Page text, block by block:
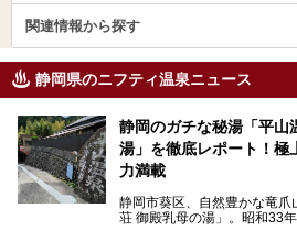
関連情報から探す
静岡県のニフティ温泉ニュース
静岡のガチな秘湯「平山
湯」を徹底レポート！極
力満載
静岡市葵区、自然豊かな竜
荘 御殿乳母の湯」。昭和33